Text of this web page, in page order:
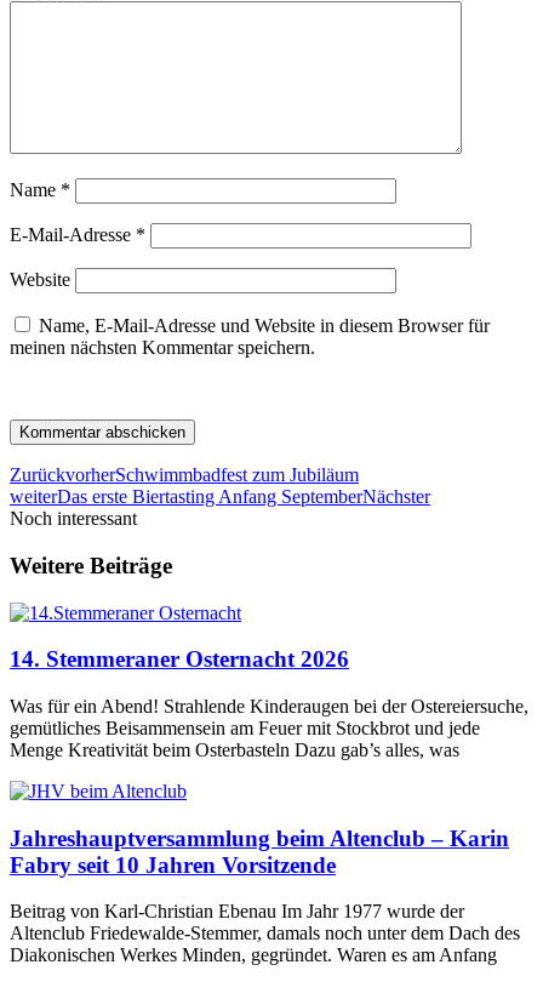
Name *
E-Mail-Adresse *
Website
Name, E-Mail-Adresse und Website in diesem Browser für
meinen nächsten Kommentar speichern.
ZurückvorherSchwimmbadfest zum Jubiläum
weiterDas erste Biertasting Anfang SeptemberNächster
Noch interessant
Weitere Beiträge
14. Stemmeraner Osternacht 2026
Was für ein Abend! Strahlende Kinderaugen bei der Ostereiersuche,
gemütliches Beisammensein am Feuer mit Stockbrot und jede
Menge Kreativität beim Osterbasteln Dazu gab’s alles, was
Jahreshauptversammlung beim Altenclub – Karin
Fabry seit 10 Jahren Vorsitzende
Beitrag von Karl-Christian Ebenau Im Jahr 1977 wurde der
Altenclub Friedewalde-Stemmer, damals noch unter dem Dach des
Diakonischen Werkes Minden, gegründet. Waren es am Anfang